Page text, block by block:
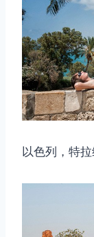
以色列，特